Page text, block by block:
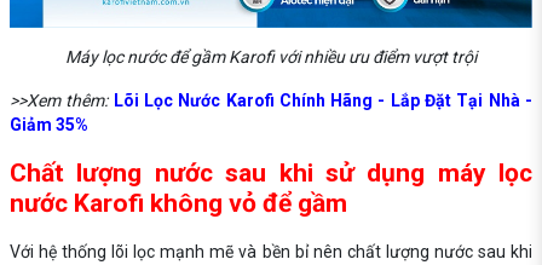
Máy lọc nước để gầm Karofi với nhiều ưu điểm vượt trội
>>Xem thêm: Lõi Lọc Nước Karofi Chính Hãng - Lắp Đặt Tại Nhà -
Giảm 35%
Chất lượng nước sau khi sử dụng máy lọc
nước Karofi không vỏ để gầm
Với hệ thống lõi lọc mạnh mẽ và bền bỉ nên chất lượng nước sau khi